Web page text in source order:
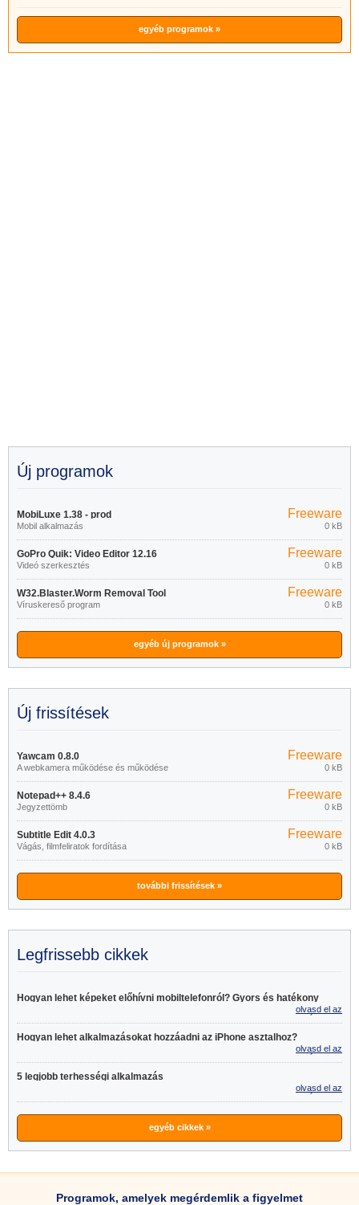
egyéb programok »
Új programok
MobiLuxe 1.38 - prod
Mobil alkalmazás
Freeware
0 kB
GoPro Quik: Video Editor 12.16
Videó szerkesztés
Freeware
0 kB
W32.Blaster.Worm Removal Tool
1.0.0
Víruskereső program
Freeware
0 kB
egyéb új programok »
Új frissítések
Yawcam 0.8.0
A webkamera működése és működése
Freeware
0 kB
Notepad++ 8.4.6
Jegyzettömb
Freeware
0 kB
Subtitle Edit 4.0.3
Vágás, filmfeliratok fordítása
Freeware
0 kB
további frissítések »
Legfrissebb cikkek
Hogyan lehet képeket előhívni mobiltelefonról? Gyors és hatékony
olvasd el az
egészet >>
Hogyan lehet alkalmazásokat hozzáadni az iPhone asztalhoz?
olvasd el az
egészet >>
5 legjobb terhességi alkalmazás
olvasd el az
egészet >>
egyéb cikkek »
Programok, amelyek megérdemlik a figyelmet